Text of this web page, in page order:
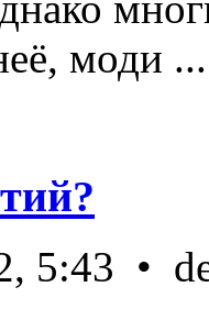
моди ...
5:43 •